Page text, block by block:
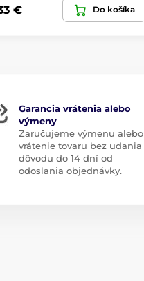
€ Do košíka
Garancia vrátenia alebo
výmeny
Zaručujeme výmenu alebo
vrátenie tovaru bez udania
dôvodu do 14 dní od
odoslania objednávky.